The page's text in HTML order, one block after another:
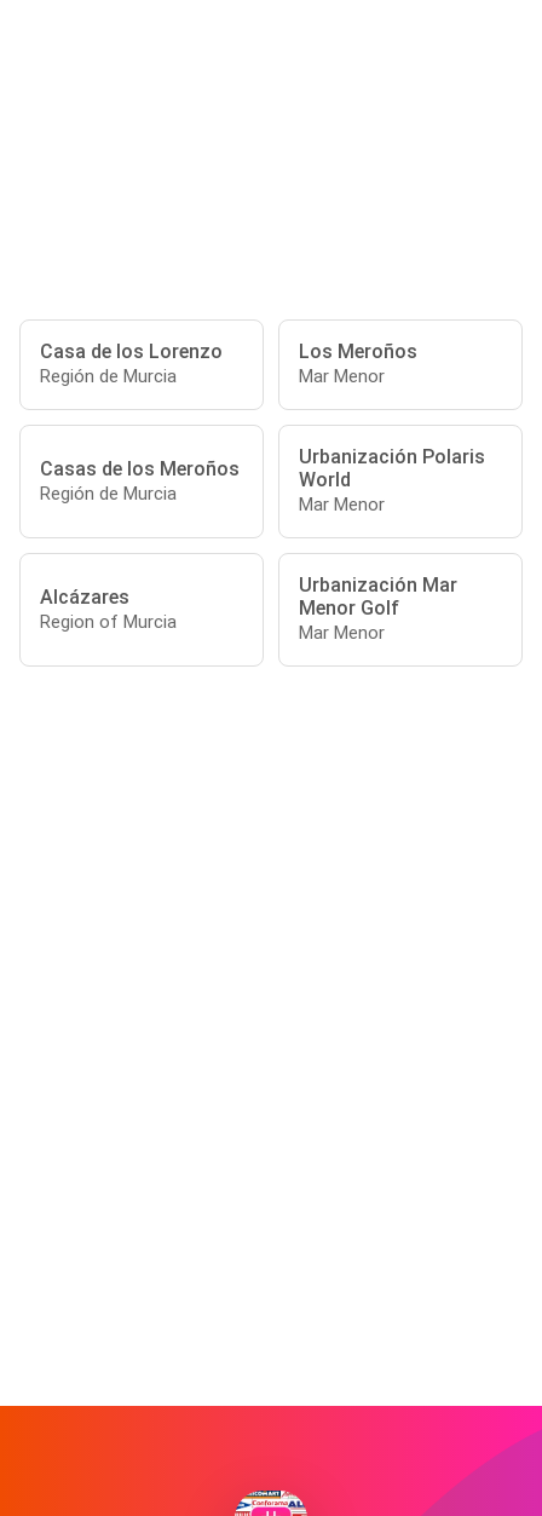
Casa de los Lorenzo
Región de Murcia
Los Meroños
Mar Menor
Casas de los Meroños
Región de Murcia
Urbanización Polaris
World
Mar Menor
Alcázares
Region of Murcia
Urbanización Mar
Menor Golf
Mar Menor